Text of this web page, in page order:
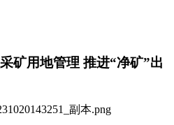
矿用地管理 推进“净矿”出